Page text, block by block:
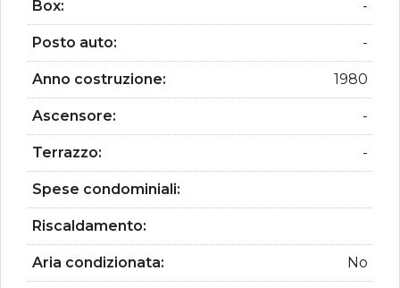
Box: -
Posto auto: -
Anno costruzione: 1980
Ascensore: -
Terrazzo: -
Spese condominiali:
Riscaldamento:
Aria condizionata: No